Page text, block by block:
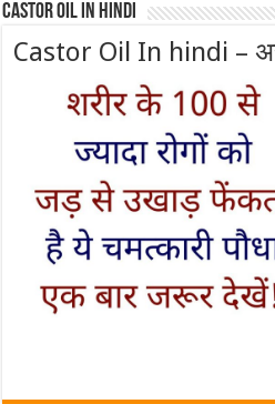
Castor Oil In Hindi
Castor Oil In hindi –